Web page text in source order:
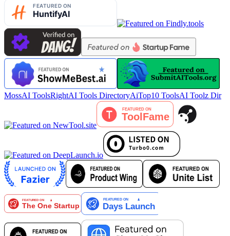
MossAI ToolsRightAI Tools DirectoryAiTop10 ToolsAI Toolz Dir